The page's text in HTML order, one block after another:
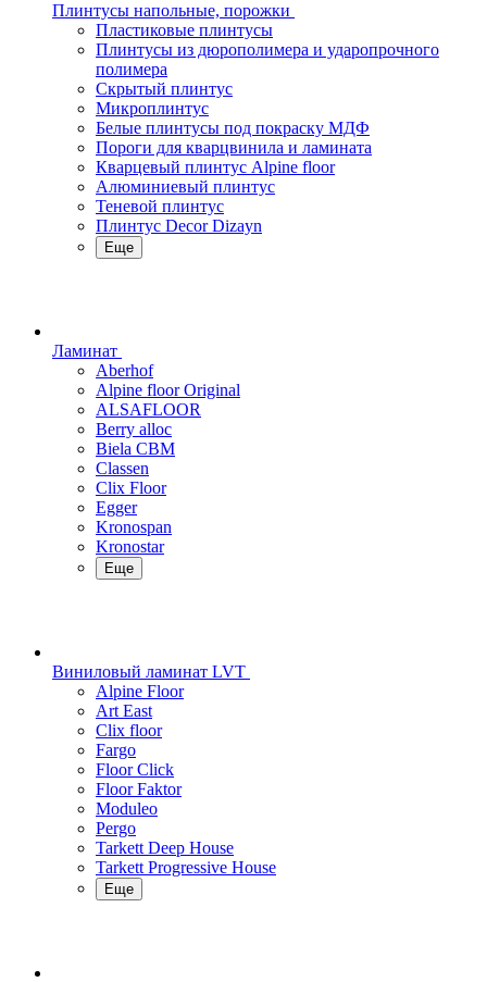
Плинтусы напольные, порожки
Пластиковые плинтусы
Плинтусы из дюрополимера и ударопрочного
полимера
Скрытый плинтус
Микроплинтус
Белые плинтусы под покраску МДФ
Пороги для кварцвинила и ламината
Кварцевый плинтус Alpine floor
Алюминиевый плинтус
Теневой плинтус
Плинтус Decor Dizayn
Еще
Ламинат
Aberhof
Alpine floor Original
ALSAFLOOR
Berry alloc
Biela CBM
Classen
Clix Floor
Egger
Kronospan
Kronostar
Еще
Виниловый ламинат LVT
Alpine Floor
Art East
Clix floor
Fargo
Floor Click
Floor Faktor
Moduleo
Pergo
Tarkett Deep House
Tarkett Progressive House
Еще